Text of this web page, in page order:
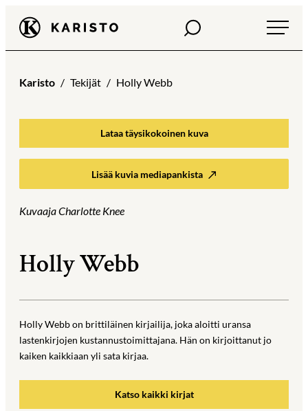
Siirry
suoraan
sisältöön
Karisto Haku
Karisto Tekijät Holly Webb
Lataa täysikokoinen kuva
Lisää kuvia mediapankista
Kuvaaja Charlotte Knee
Holly Webb
Holly Webb on brittiläinen kirjailija, joka aloitti uransa
lastenkirjojen kustannustoimittajana. Hän on kirjoittanut jo
kaiken kaikkiaan yli sata kirjaa.
Katso kaikki kirjat